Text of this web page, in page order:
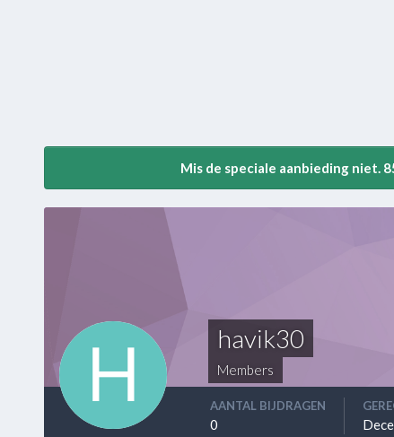
Mis de speciale aanbieding niet.
havik30
Members
AANTAL BIJDRAGEN
0